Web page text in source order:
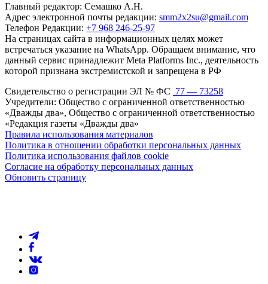
Главный редактор: Семашко А.Н.
Адрес электронной почты редакции: smm2x2su@gmail.com
Телефон Редакции: +7 968 246-25-97
На страницах сайта в информационных целях может
встречаться указание на WhatsApp. Обращаем внимание, что
данный сервис принадлежит Meta Platforms Inc., деятельность
которой признана экстремистской и запрещена в РФ
Свидетельство о регистрации ЭЛ № ФС 77 — 73258
Учредители: Общество с ограниченной ответственностью
«Дважды два», Общество с ограниченной ответственностью
«Редакция газеты «Дважды два»
Правила использования материалов
Политика в отношении обработки персональных данных
Политика использования файлов cookie
Согласие на обработку персональных данных
Обновить страницу